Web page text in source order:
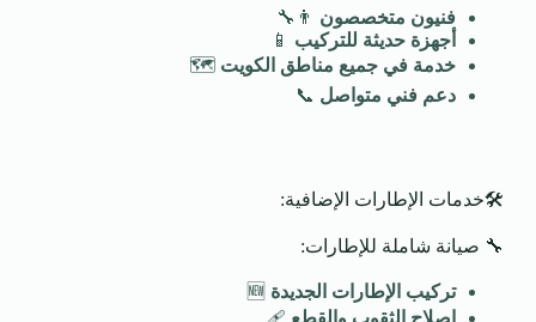
فنيون متخصصون 👨‍🔧
أجهزة حديثة للتركيب 📱
خدمة في جميع مناطق الكويت 🗺️
دعم فني متواصل 📞
🛠️خدمات الإطارات الإضافية:
🔧 صيانة شاملة للإطارات:
تركيب الإطارات الجديدة